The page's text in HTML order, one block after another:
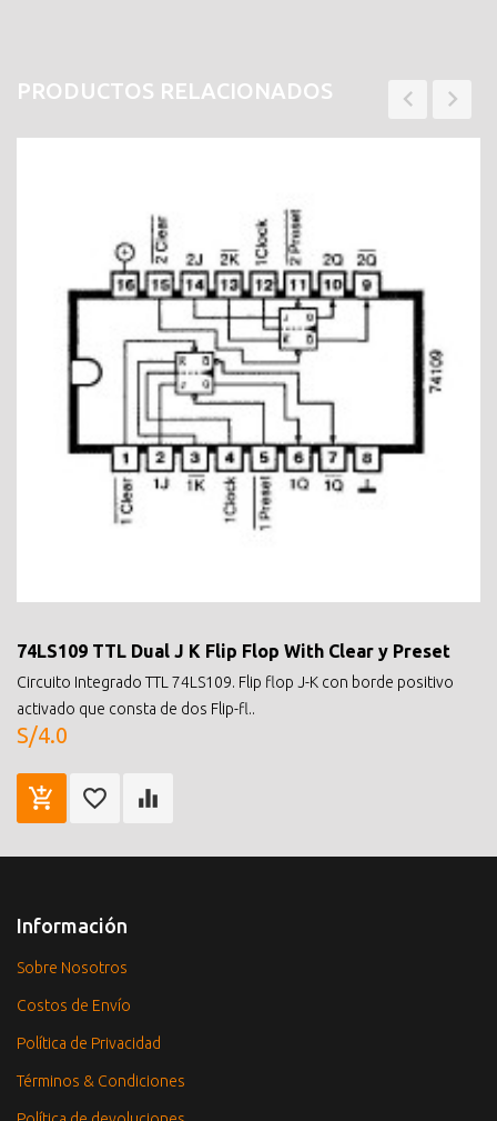
PRODUCTOS RELACIONADOS
74LS109 TTL Dual J K Flip Flop With Clear y Preset
Circuito Integrado TTL 74LS109. Flip flop J-K con borde positivo
activado que consta de dos Flip-fl..
S/4.0
Información
Sobre Nosotros
Costos de Envío
Política de Privacidad
Términos & Condiciones